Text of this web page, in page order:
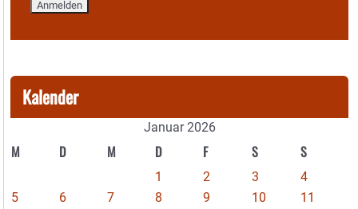
Kalender
Januar 2026
M D M D F S S
1 2 3
4
5
6 7 8 9 10
11